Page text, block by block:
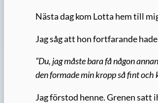
Nästa dag kom Lotta hem till
Jag såg att hon fortfarande
”Du, jag måste bara få någon
den formade min kropp så fint och
Jag förstod henne. Grenen